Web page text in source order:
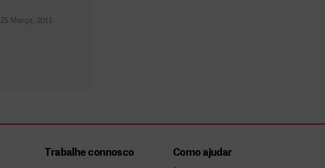
25 Março, 2011
Trabalhe connosco Como ajudar